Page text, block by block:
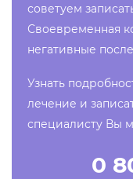
советуем
Своевременная
негативные
Узнать
лечение и
специалисту Вы
0